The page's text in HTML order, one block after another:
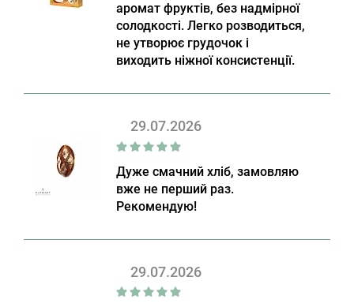
аромат фруктів, без надмірної
солодкості. Легко розводиться,
не утворює грудочок і
виходить ніжної консистенції.
29.07.2026
Дуже смачний хліб, замовляю
вже не перший раз.
Рекомендую!
29.07.2026